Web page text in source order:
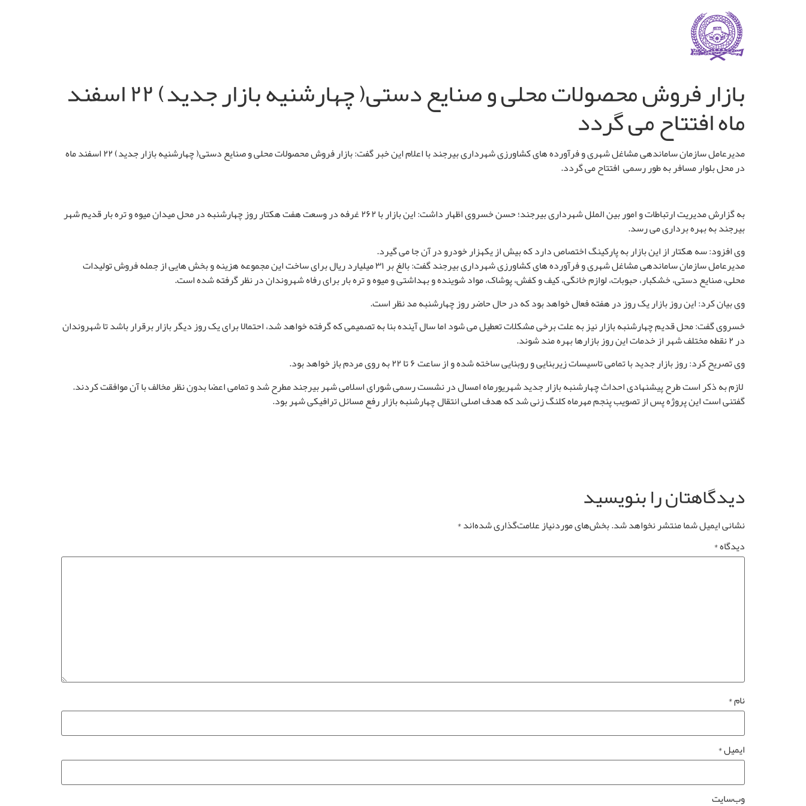
بازار فروش محصولات محلی و صنایع دستی( چهارشنیه بازار جدید) ۲۲ اسفند
ماه افتتاح می گردد
مدیرعامل سازمان ساماندهی مشاغل شهری و فرآورده های کشاورزی شهرداری بیرجند با اعلام این خبر گفت: بازار فروش محصولات محلی و صنایع دستی( چهارشنیه بازار جدید) ۲۲ اسفند ماه
در محل بلوار مسافر به طور رسمی افتتاح می گردد.
به گزارش مدیریت ارتباطات و امور بین الملل شهرداری بیرجند؛ حسن خسروی اظهار داشت: این بازار با ۲۶۲ غرفه در وسعت هفت هکتار روز چهارشنبه در محل میدان میوه و تره بار قدیم شهر
بیرجند به بهره برداری می رسد.
وی افزود: سه هکتار از این بازار به پارکینگ اختصاص دارد که بیش از یکهزار خودرو در آن جا می گیرد.
مدیرعامل سازمان ساماندهی مشاغل شهری و فرآورده های کشاورزی شهرداری بیرجند گفت: بالغ بر ۳۱ میلیارد ریال برای ساخت این مجموعه هزینه و بخش هایی از جمله فروش تولیدات
محلی، صنایع دستی، خشکبار، حبوبات، لوازم خانگی، کیف و کفش، پوشاک، مواد شوینده و بهداشتی و میوه و تره بار برای رفاه شهروندان در نظر گرفته شده است.
وی بیان کرد: این روز بازار یک روز در هفته فعال خواهد بود که در حال حاضر روز چهارشنبه مد نظر است.
خسروی گفت: محل قدیم چهارشنبه بازار نیز به علت برخی مشکلات تعطیل می شود اما سال آینده بنا به تصمیمی که گرفته خواهد شد، احتمالا برای یک روز دیگر بازار برقرار باشد تا شهروندان
در ۲ نقطه مختلف شهر از خدمات این روز بازارها بهره مند شوند
.
وی تصریح کرد: روز بازار جدید با تمامی تاسیسات زیربنایی و روبنایی ساخته شده و از ساعت ۶ تا ۲۲ به روی مردم باز خواهد بود
.
لازم به ذکر است طرح پیشنهادی احداث چهارشنبه بازار جدید شهریورماه امسال در نشست رسمی شورای اسلامی شهر بیرجند مطرح شد و تمامی اعضا بدون نظر مخالف با آن موافقت کردند.
گفتنی است این پروژه پس از تصویب پنجم مهرماه کلنگ زنی شد که هدف اصلی انتقال چهارشنبه بازار رفع مسائل ترافیکی شهر بود.
دیدگاهتان را بنویسید
نشانی ایمیل شما منتشر نخواهد شد.بخش‌های موردنیاز علامت‌گذاری شده‌اند*
دیدگاه*
نام*
ایمیل*
وب‌سایت